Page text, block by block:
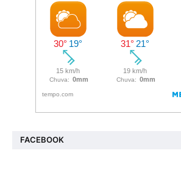
FACEBOOK